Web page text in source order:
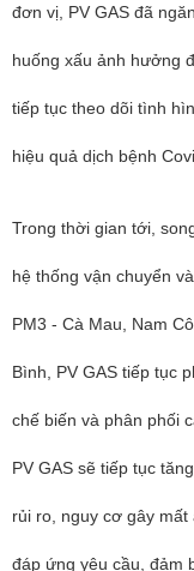
đơn vị, PV GAS đã
huống xấu ảnh hưởng
tiếp tục theo dõi tình
hiệu quả dịch bệnh
Trong thời gian tới,
hệ thống vận chuyển
PM3 - Cà Mau, Nam
Bình, PV GAS tiếp tục
chế biến và phân phối
PV GAS sẽ tiếp tục
rủi ro, nguy cơ gây mất
đáp ứng yêu cầu, đảm